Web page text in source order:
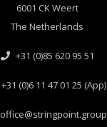
6001 CK Weert
The Netherlands
+31 (0)85 620 95 51
+31 (0)6 11 47 01 25 (App)
office@stringpoint.group